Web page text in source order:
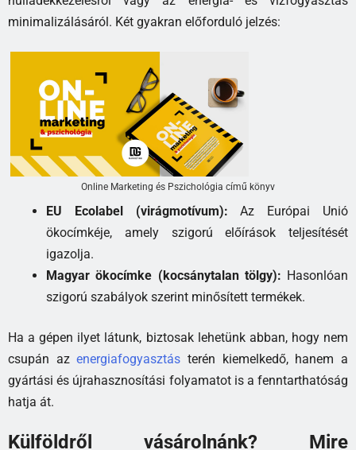
minimalizálásáról. Két gyakran előforduló jelzés:
Online Marketing és Pszichológia című könyv
EU Ecolabel (virágmotívum): Az Európai Unió
ökocímkéje, amely szigorú előírások teljesítését
igazolja.
Magyar ökocímke (kocsánytalan tölgy): Hasonlóan
szigorú szabályok szerint minősített termékek.
Ha a gépen ilyet látunk, biztosak lehetünk abban, hogy nem
csupán azenergiafogyasztás terén kiemelkedő, hanem a
gyártási és újrahasznosítási folyamatot is a fenntarthatóság
hatja át.
Külföldről vásárolnánk? Mire